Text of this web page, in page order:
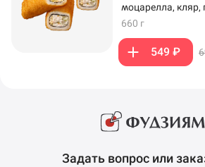
моцарелла, кляр,
660 г
549 ₽
Задать вопрос или